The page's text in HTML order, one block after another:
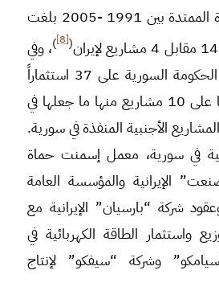
. وفي الفترة الممتدة بين 1991 -2005 بلغت
(
[8]
)، وفي
العام 2010 وافقت الحكومة السورية على 37 استثماراً
أجنبياً استحوذت تركيا على 10 مشاريع منها ما جعلها في
الأجنبية المنفذة في سورية.
في سورية، معمل إسمنت حماة
الإيرانية والمؤسسة العامة
شركة “بارسيان” الإيرانية مع
واستثمار الطاقة الكهربائية في
وشركة “سيفكو” لإنتاج